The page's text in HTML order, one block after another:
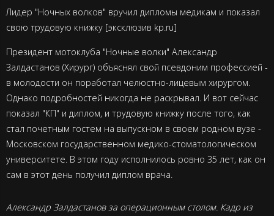
Лидер "Ночных волков" вручил дипломы медикам и показал
свою трудовую книжку [эксклюзив kp.ru]
Президент мотоклуба "Ночные волки" Александр
Залдастанов (Хирург) объяснял свой псевдоним профессией -
в молодости он поработал челюстно-лицевым хирургом.
Однако подробностей никогда не раскрывал. И вот сейчас
показал "КП" и диплом, и трудовую книжку после того, как
стал почетным гостем на выпускном в своем родном вузе -
Московском государственном медико-стоматологическом
университете. В этом году исполнилось ровно 35 лет, как он
сам в этот день получил диплом врача.
Александр Залдастанов за операционным столом. Кадр из